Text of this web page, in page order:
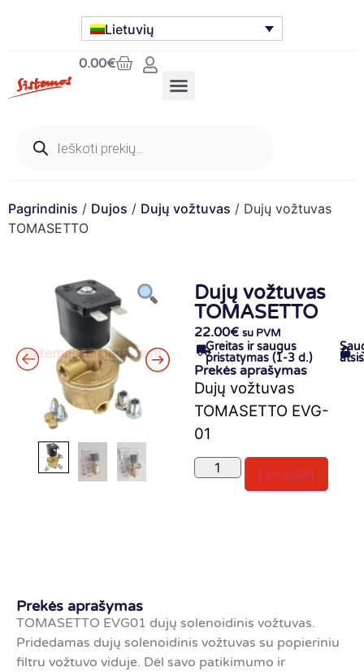
Lietuvių
0.00€
Pagrindinis / Dujos / Dujų vožtuvas / Dujų vožtuvas
TOMASETTO
Dujų vožtuvas
TOMASETTO
22.00€ su PVM
Greitas ir saugus
pristatymas (1-3 d.)
Prekės aprašymas
Dujų vožtuvas
TOMASETTO EVG-
01
Į krepšelį
Prekės aprašymas
TOMASETTO EVG01 dujų solenoidinis vožtuvas.
Pridedamas dujų solenoidinis vožtuvas su popieriniu
filtru vožtuvo viduje. Dėl savo patikimumo ir